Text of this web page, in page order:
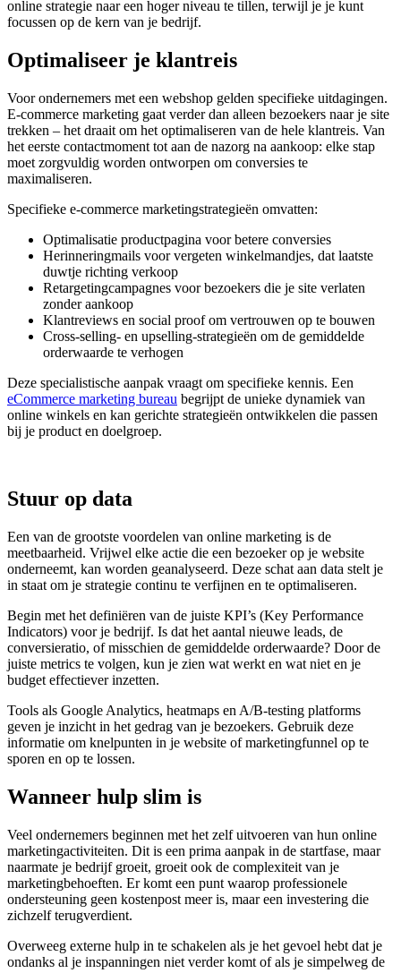
online strategie naar een hoger niveau te tillen, terwijl je je kunt
focussen op de kern van je bedrijf.
Optimaliseer je klantreis
Voor ondernemers met een webshop gelden specifieke uitdagingen.
E-commerce marketing gaat verder dan alleen bezoekers naar je site
trekken – het draait om het optimaliseren van de hele klantreis. Van
het eerste contactmoment tot aan de nazorg na aankoop: elke stap
moet zorgvuldig worden ontworpen om conversies te
maximaliseren.
Specifieke e-commerce marketingstrategieën omvatten:
Optimalisatie productpagina voor betere conversies
Herinneringmails voor vergeten winkelmandjes, dat laatste
duwtje richting verkoop
Retargetingcampagnes voor bezoekers die je site verlaten
zonder aankoop
Klantreviews en social proof om vertrouwen op te bouwen
Cross-selling- en upselling-strategieën om de gemiddelde
orderwaarde te verhogen
Deze specialistische aanpak vraagt om specifieke kennis. Een
eCommerce marketing bureau begrijpt de unieke dynamiek van
online winkels en kan gerichte strategieën ontwikkelen die passen
bij je product en doelgroep.
Stuur op data
Een van de grootste voordelen van online marketing is de
meetbaarheid. Vrijwel elke actie die een bezoeker op je website
onderneemt, kan worden geanalyseerd. Deze schat aan data stelt je
in staat om je strategie continu te verfijnen en te optimaliseren.
Begin met het definiëren van de juiste KPI’s (Key Performance
Indicators) voor je bedrijf. Is dat het aantal nieuwe leads, de
conversieratio, of misschien de gemiddelde orderwaarde? Door de
juiste metrics te volgen, kun je zien wat werkt en wat niet en je
budget effectiever inzetten.
Tools als Google Analytics, heatmaps en A/B-testing platforms
geven je inzicht in het gedrag van je bezoekers. Gebruik deze
informatie om knelpunten in je website of marketingfunnel op te
sporen en op te lossen.
Wanneer hulp slim is
Veel ondernemers beginnen met het zelf uitvoeren van hun online
marketingactiviteiten. Dit is een prima aanpak in de startfase, maar
naarmate je bedrijf groeit, groeit ook de complexiteit van je
marketingbehoeften. Er komt een punt waarop professionele
ondersteuning geen kostenpost meer is, maar een investering die
zichzelf terugverdient.
Overweeg externe hulp in te schakelen als je het gevoel hebt dat je
ondanks al je inspanningen niet verder komt of als je simpelweg de